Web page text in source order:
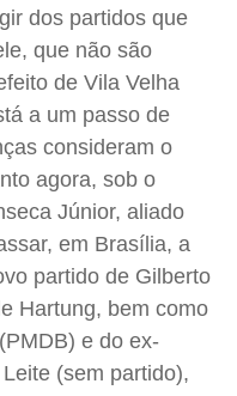
dos partidos que
que não são
de Vila Velha
a um passo de
consideram o
agora, sob o
Júnior, aliado
em Brasília, a
partido de Gilberto
Hartung, bem como
e do ex-
(sem partido),